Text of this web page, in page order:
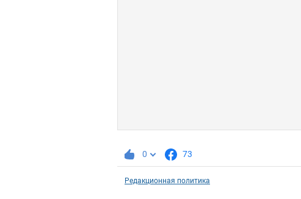
0 73
Редакционная политика